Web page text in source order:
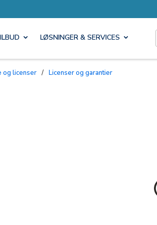
LØSNINGER & SERVICES
og licenser / Licenser og garantier